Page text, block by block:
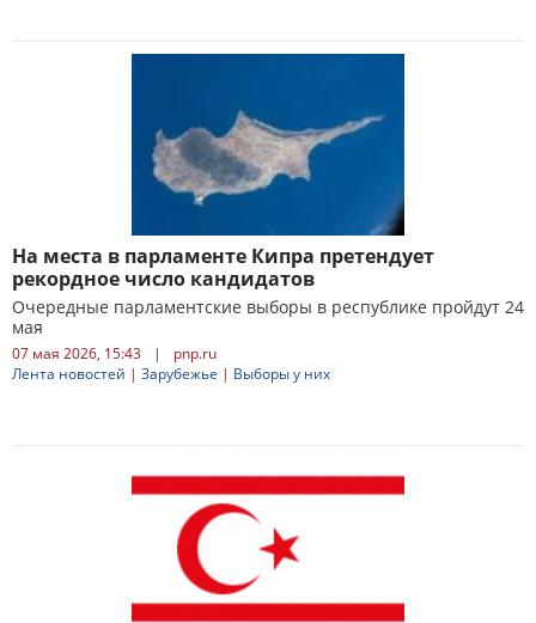
На места в парламенте Кипра претендует
рекордное число кандидатов
Очередные парламентские выборы в республике пройдут 24
мая
07 мая 2026, 15:43 |
pnp.ru
Лента новостей | Зарубежье | Выборы у них